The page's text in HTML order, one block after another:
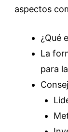
aspectos
¿Qué
La
para